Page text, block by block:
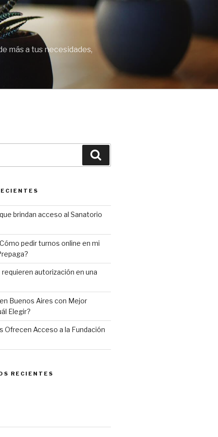
más a tus necesidades,
brindan acceso al Sanatorio
pedir turnos online en mi
autorización en una
Buenos Aires con Mejor
Elegir?
Ofrecen Acceso a la Fundación
RECIENTES